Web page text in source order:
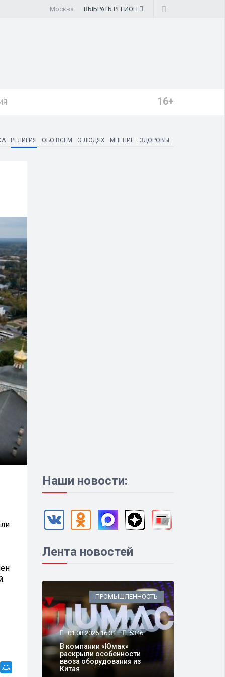
Москва ВЫБРАТЬ РЕГИОН
16+
РЕЛИГИЯ ОБО ВСЕМ О ЛЮДЯХ МНЕНИЕ ЗДОРОВЬЕ
Наши новости:
Лента новостей
ПРОМЫШЛЕННОСТЬ
01.08.2026 16:31 5346
В компании «Юмак»
раскрыли особенности
ввоза оборудования из
Китая